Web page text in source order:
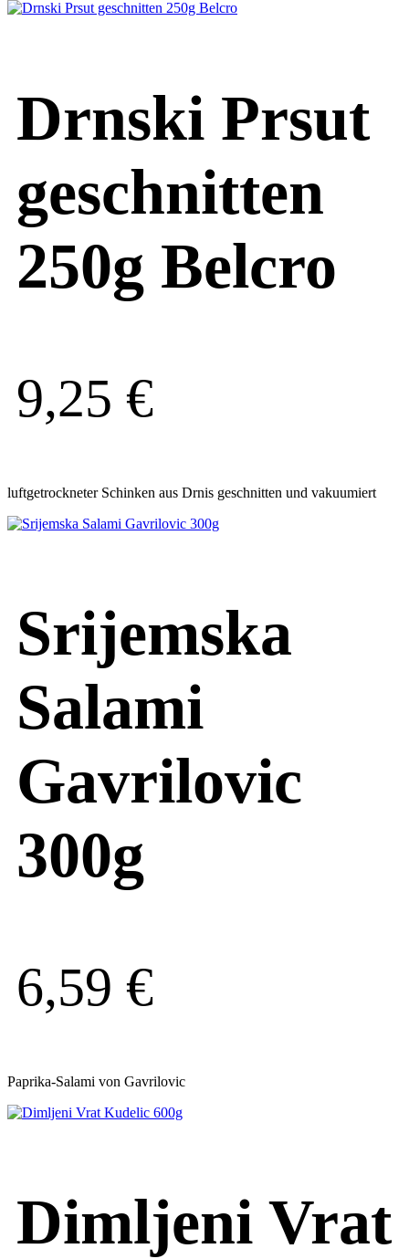
Drnski Prsut
geschnitten
250g Belcro
9,25 €
luftgetrockneter Schinken aus Drnis geschnitten und vakuumiert
Srijemska
Salami
Gavrilovic
300g
6,59 €
Paprika-Salami von Gavrilovic
Dimljeni Vrat